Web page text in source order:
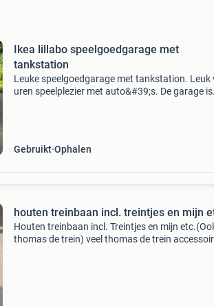
Ikea lillabo speelgoedgarage met
tankstation
Leuke speelgoedgarage met tankstation. Leuk
uren speelplezier met auto&#39;s. De garage is
Gebruikt Ophalen
houten treinbaan incl. treintjes en mijn
Houten treinbaan incl. Treintjes en mijn
thomas de trein) veel thomas de trein